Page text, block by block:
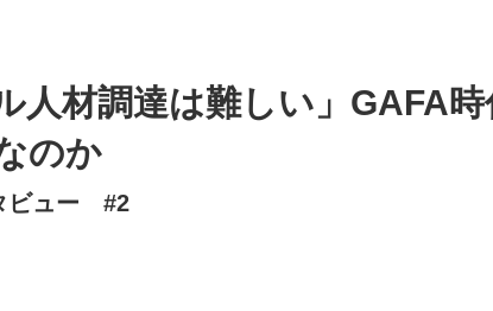
人材調達は難しい」GAFA
のか
ビュー #2